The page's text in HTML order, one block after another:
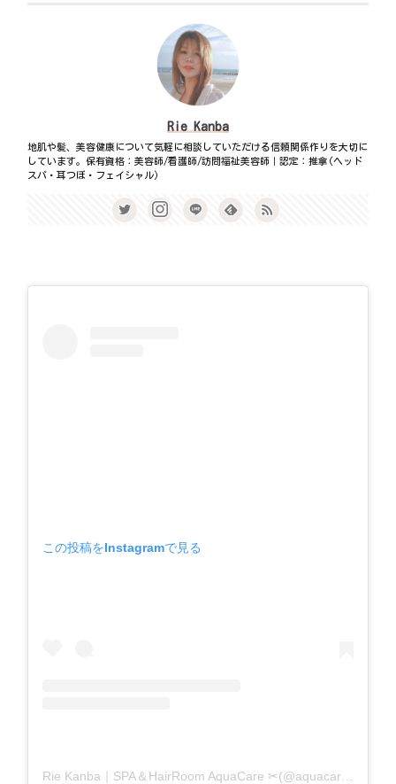
Rie Kanba
地肌や髪、美容健康について気軽に相談していただける信頼関係作りを大切に
しています。保有資格：美容師/看護師/訪問福祉美容師｜認定：推拿(ヘッド
スパ・耳つぼ・フェイシャル)
この投稿をInstagramで見る